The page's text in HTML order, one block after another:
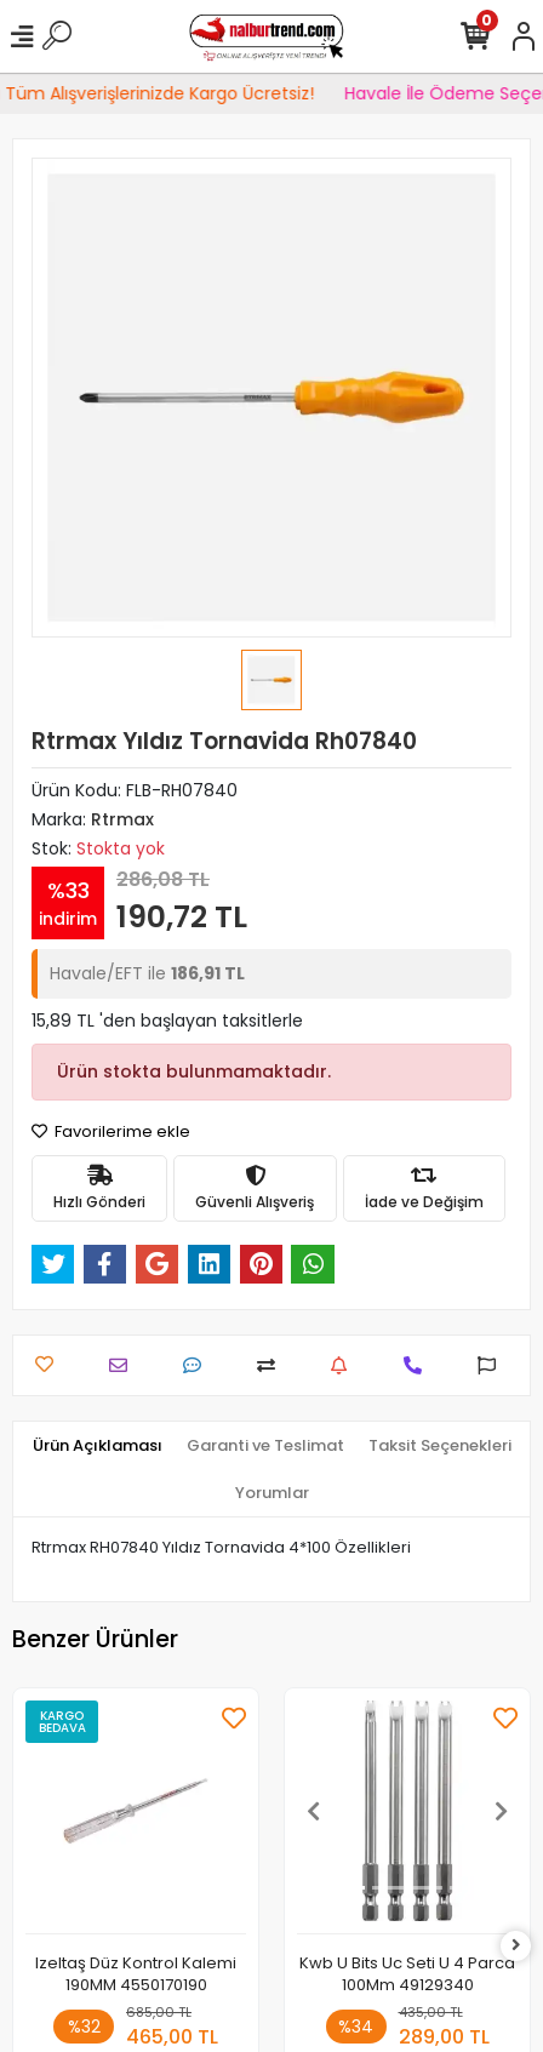
Alışverişlerinizde Kargo Ücretsiz! Havale İle Ödeme
0
Rtrmax Yıldız Tornavida Rh07840
Ürün Kodu: FLB-RH07840
Marka: Rtrmax
Stok: Stokta yok
%33
indirim
286,08 TL
190,72 TL
Havale/EFT ile 186,91 TL
15,89 TL 'den başlayan taksitlerle
Ürün stokta bulunmamaktadır.
Favorilerime ekle
Hızlı Gönderi Güvenli Alışveriş İade ve Değişim
Ürün Açıklaması Garanti ve Teslimat Taksit Seçenekleri
Yorumlar
Rtrmax RH07840 Yıldız Tornavida 4*100 Özellikleri
Benzer Ürünler
KARGO
BEDAVA
Izeltaş Düz Kontrol Kalemi
190MM 4550170190
%32
685,00 TL
465,00 TL
Kwb U Bits Uc Seti U 4 Parca
100Mm 49129340
%34
435,00 TL
289,00 TL